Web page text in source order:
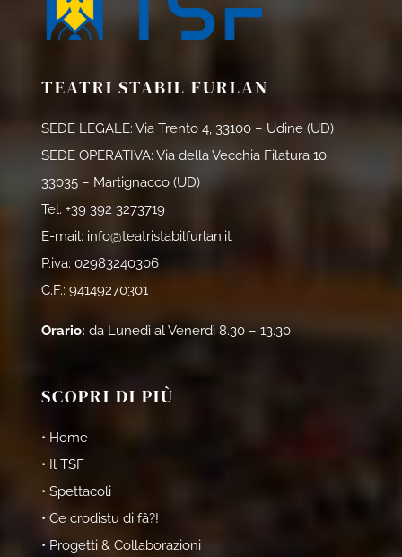
TEATRI STABIL FURLAN
SEDE LEGALE: Via Trento 4, 33100 – Udine (UD)
SEDE OPERATIVA: Via della Vecchia Filatura 10
33035 – Martignacco (UD)
Tel. +39 392 3273719
E-mail: info@teatristabilfurlan.it
P.iva: 02983240306
C.F.: 94149270301
Orario: da Lunedì al Venerdì 8.30 – 13.30
SCOPRI DI PIÙ
• Home
• Il TSF
• Spettacoli
• Ce crodistu di fâ?!
• Progetti & Collaborazioni